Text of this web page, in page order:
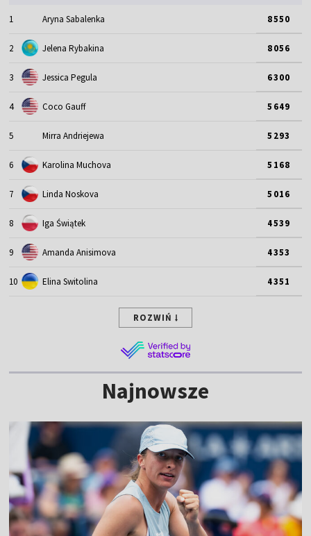
1 Aryna Sabalenka 8550
2 Jelena Rybakina 8056
3 Jessica Pegula 6300
4 Coco Gauff 5649
5 Mirra Andriejewa 5293
6 Karolina Muchova 5168
7 Linda Noskova 5016
8 Iga Świątek 4539
9 Amanda Anisimova 4353
10 Elina Switolina 4351
ROZWIŃ
Najnowsze